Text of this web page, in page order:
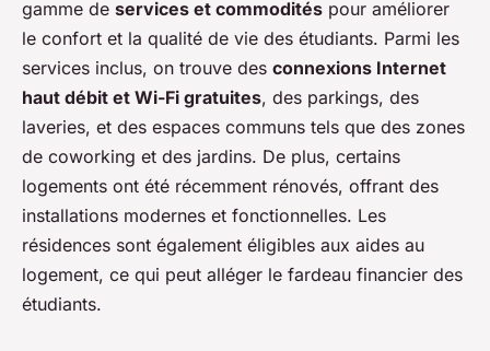
gamme de services et commodités pour améliorer
le confort et la qualité de vie des étudiants. Parmi les
services inclus, on trouve des connexions Internet
haut débit et Wi-Fi gratuites, des parkings, des
laveries, et des espaces communs tels que des zones
de coworking et des jardins. De plus, certains
logements ont été récemment rénovés, offrant des
installations modernes et fonctionnelles. Les
résidences sont également éligibles aux aides au
logement, ce qui peut alléger le fardeau financier des
étudiants.